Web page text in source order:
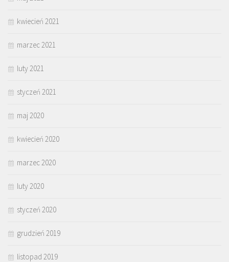
kwiecień 2021
marzec 2021
luty 2021
styczeń 2021
maj 2020
kwiecień 2020
marzec 2020
luty 2020
styczeń 2020
grudzień 2019
listopad 2019